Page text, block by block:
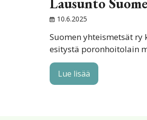
10.6.2025
Suomen yhteismetsät
esitystä poronhoitolain
Lue lisää